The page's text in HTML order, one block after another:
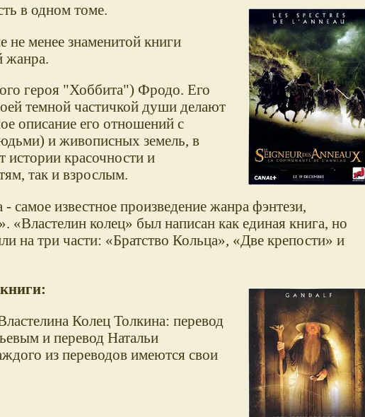
в одном томе.
не менее знаменитой книги
жанра.
героя "Хоббита") Фродо. Его
темной частичкой души делают
описание его отношений с
и живописных земель, в
красочности и
так и взрослым.
самое известное произведение жанра фэнтези,
. Властелин колец
был написан как единая книга, но
на три части:
Братство Кольца , Две крепости
и
Колец Толкина: перевод
и перевод Натальи
из переводов имеются свои